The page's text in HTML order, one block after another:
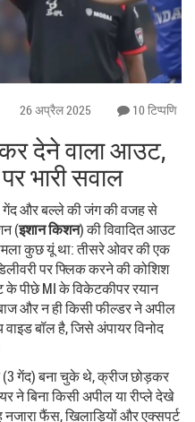
26 अप्रैल 2025 10 टिप्पणि
देने वाला आउट,
भारी सवाल
गेंद और बल्ले की जंग की वजह से
(इशान किशन) की विवादित आउट
कुछ यूं था: तीसरे ओवर की एक
पर फ्लिक करने की कोशिश
पीछे MI के विकेटकीपर रयान
और न ही किसी फील्डर ने अपील
बॉल है, जिसे अंपायर विनोद
(3 गेंद) बना चुके थे, क्रीज छोड़कर
ने बिना किसी अपील या रीप्ले देखे
फैंस, खिलाड़ियों और एक्सपर्ट